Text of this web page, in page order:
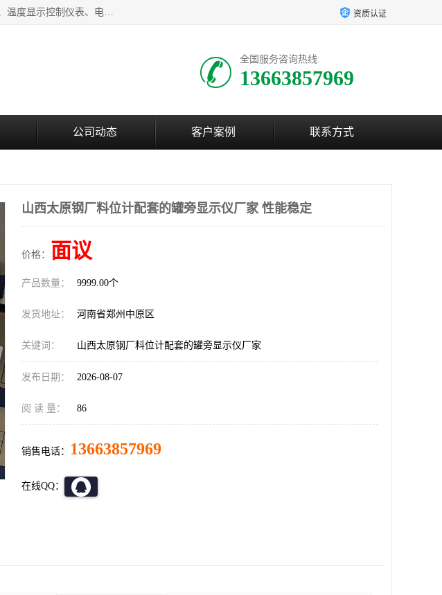
河南新瑞普测控技术有限公司主营：压力变送器、液位变送器、差压变送器、雷达料位计、电容物位计、温度显示控制仪表、电量变送器、流量计、工业自动化系统成套设备。 资质认证
全国服务咨询热线:
13663857969
公司动态 客户案例 联系方式
山西太原钢厂料位计配套的罐旁显示仪厂家 性能稳定
价格： 面议
产品数量： 9999.00个
发货地址： 河南省郑州中原区
关键词： 山西太原钢厂料位计配套的罐旁显示仪厂家
发布日期： 2026-08-07
阅 读 量： 86
销售电话： 13663857969
在线QQ：